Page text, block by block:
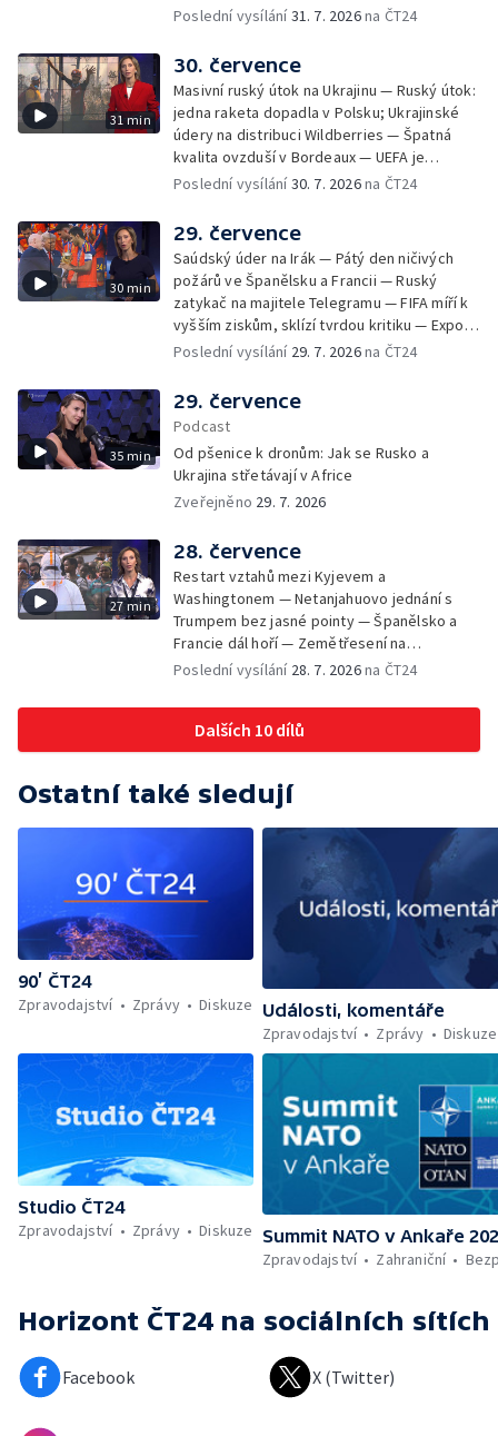
toky vysychají
Poslední vysílání31. 7. 2026na ČT24
31 min
30. července
Masivní ruský útok na Ukrajinu — Ruský útok:
jedna raketa dopadla v Polsku; Ukrajinské
údery na distribuci Wildberries — Špatná
kvalita ovzduší v Bordeaux — UEFA je
připravená bojkotovat MS ve fotbale —
— Republikáni tvrdí, že Fauci pohrdá
Kongresem — Největší socha Panny Marie v
Evropě
Poslední vysílání30. 7. 2026na ČT24
30 min
29. července
Saúdský úder na Irák — Pátý den ničivých
požárů ve Španělsku a Francii — Ruský
zatykač na majitele Telegramu — FIFA míří k
vyšším ziskům, sklízí tvrdou kritiku — Export
ukrajinského obilí ohrožovaný Ruskem —
trochu jiná lanovka
Poslední vysílání 29. 7. 2026na ČT24
35 min
29. července
Podcast
Od pšenice k dronům: Jak se Rusko a
Ukrajina střetávají v Africe
Zveřejněno 29. 7. 2026
27 min
28. července
Restart vztahů mezi Kyjevem a
Washingtonem — Netanjahuovo jednání s
Trumpem bez jasné pointy — Španělsko a
Francie dál hoří — Zemětřesení na
jihozápadě Japonska — V boji s epidemií
polské konzervativní opozici — Nejvyšší
londýnské vyznamenání pro mlékaře Steva
Poslední vysílání 28. 7. 2026na ČT24
Dalších 10 dílů
Ostatní také sledují
90’ ČT24
Zpravodajství
Zprávy Diskuze
Události, komentáře
Zpravodajství
Zprávy Diskuze
Studio ČT24
Zpravodajství
Zprávy Diskuze
Summit NATO v Ankaře
Zpravodajství
Zahraniční
Horizont ČT24 na sociálních sítích
Facebook X (Twitter)